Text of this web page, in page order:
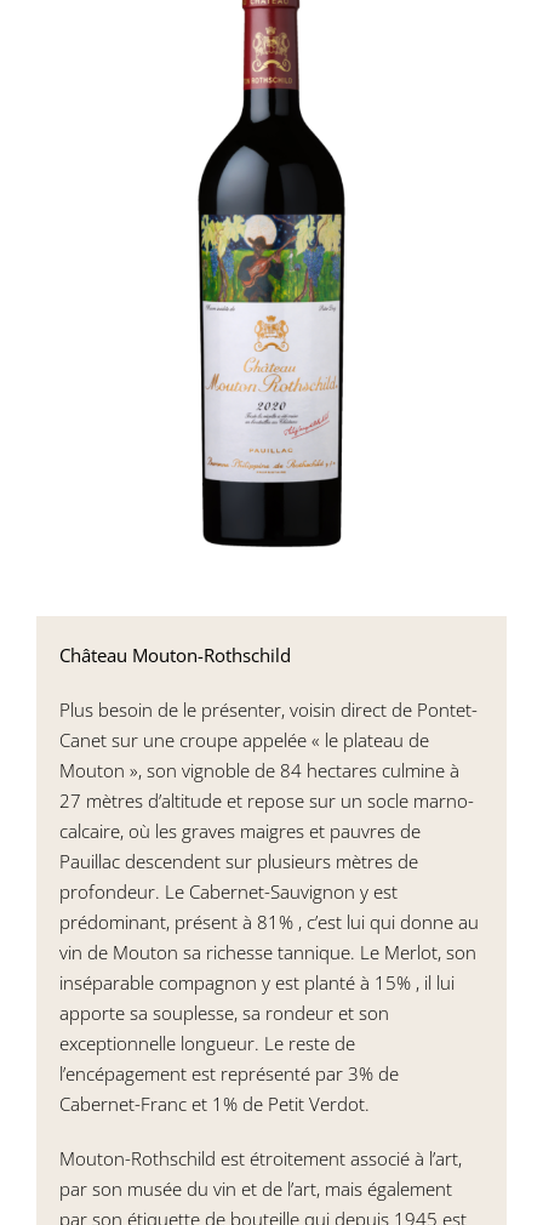
Château Mouton-Rothschild
Plus besoin de le présenter, voisin direct de Pontet-
Canet sur une croupe appelée « le plateau de
Mouton », son vignoble de 84 hectares culmine à
27 mètres d’altitude et repose sur un socle marno-
calcaire, où les graves maigres et pauvres de
Pauillac descendent sur plusieurs mètres de
profondeur. Le Cabernet-Sauvignon y est
prédominant, présent à 81% , c’est lui qui donne au
vin de Mouton sa richesse tannique. Le Merlot, son
inséparable compagnon y est planté à 15% , il lui
apporte sa souplesse, sa rondeur et son
exceptionnelle longueur. Le reste de
l’encépagement est représenté par 3% de
Cabernet-Franc et 1% de Petit Verdot.
Mouton-Rothschild est étroitement associé à l’art,
par son musée du vin et de l’art, mais également
par son étiquette de bouteille qui depuis 1945 est